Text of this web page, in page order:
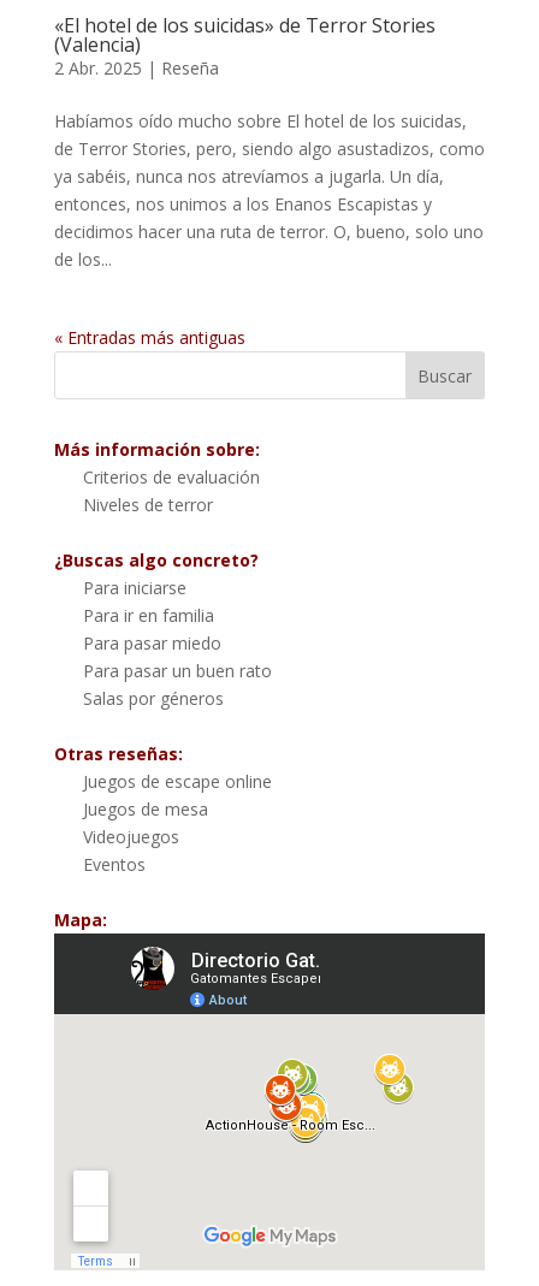
«El hotel de los suicidas» de Terror Stories
(Valencia)
2 Abr. 2025 | Reseña
Habíamos oído mucho sobre El hotel de los suicidas,
de Terror Stories, pero, siendo algo asustadizos, como
ya sabéis, nunca nos atrevíamos a jugarla. Un día,
entonces, nos unimos a los Enanos Escapistas y
decidimos hacer una ruta de terror. O, bueno, solo uno
de los...
« Entradas más antiguas
Más información sobre:
Criterios de evaluación
Niveles de terror
¿Buscas algo concreto?
Para iniciarse
Para ir en familia
Para pasar miedo
Para pasar un buen rato
Salas por géneros
Otras reseñas:
Juegos de escape online
Juegos de mesa
Videojuegos
Eventos
Mapa: